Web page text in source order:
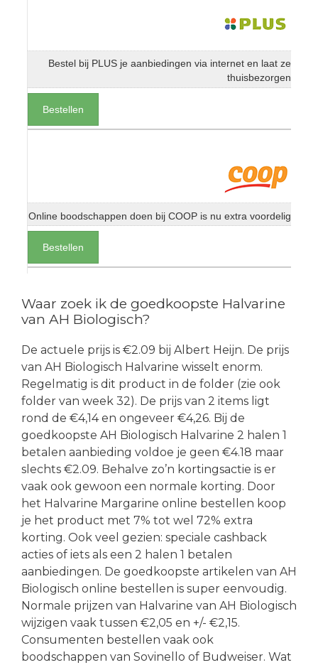
Bestel bij PLUS je aanbiedingen via internet en laat ze
thuisbezorgen
Bestellen
Online boodschappen doen bij COOP is nu extra voordelig
Bestellen
Waar zoek ik de goedkoopste Halvarine
van AH Biologisch?
De actuele prijs is €2.09 bij Albert Heijn. De prijs
van AH Biologisch Halvarine wisselt enorm.
Regelmatig is dit product in de folder (zie ook
folder van week 32). De prijs van 2 items ligt
rond de €4,14 en ongeveer €4,26. Bij de
goedkoopste AH Biologisch Halvarine 2 halen 1
betalen aanbieding voldoe je geen €4.18 maar
slechts €2.09. Behalve zo’n kortingsactie is er
vaak ook gewoon een normale korting. Door
het Halvarine Margarine online bestellen koop
je het product met 7% tot wel 72% extra
korting. Ook veel gezien: speciale cashback
acties of iets als een 2 halen 1 betalen
aanbiedingen. De goedkoopste artikelen van AH
Biologisch online bestellen is super eenvoudig.
Normale prijzen van Halvarine van AH Biologisch
wijzigen vaak tussen €2,05 en +/- €2,15.
Consumenten bestellen vaak ook
boodschappen van Sovinello of Budweiser. Wat